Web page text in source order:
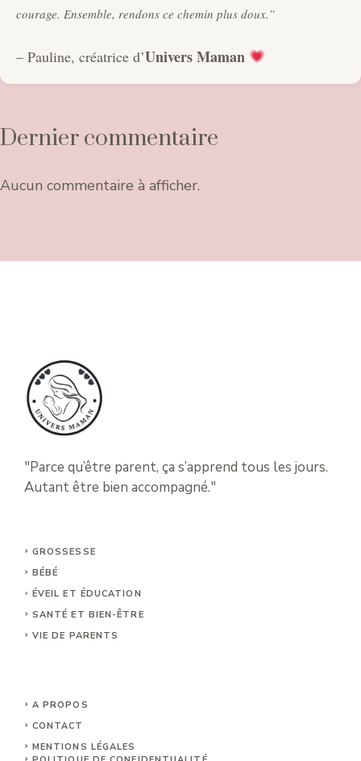
courage. Ensemble, rendons ce chemin plus doux.”
– Pauline, créatrice d’Univers Maman
Dernier commentaire
Aucun commentaire à afficher.
"Parce qu’être parent, ça s’apprend tous les jours.
Autant être bien accompagné."
GROSSESSE
BÉBÉ
ÉVEIL ET ÉDUCATION
SANTÉ ET BIEN-ÊTRE
VIE DE PARENTS
A PROPOS
CONTACT
MENTIONS LÉGALES